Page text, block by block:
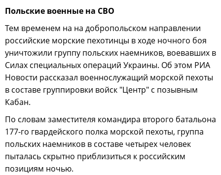
Польские военные на СВО
Тем временем на на добропольском направлении
российские морские пехотинцы в ходе ночного боя
уничтожили группу польских наемников, воевавших в
Силах специальных операций Украины. Об этом РИА
Новости рассказал военнослужащий морской пехоты
в составе группировки войск "Центр" с позывным
Кабан.
По словам заместителя командира второго батальона
177-го гвардейского полка морской пехоты, группа
польских наемников в составе четырех человек
пыталась скрытно приблизиться к российским
позициям ночью.